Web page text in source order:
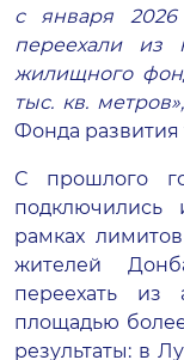
с января
переехали из
жилищного
тыс. кв. метров»,
Фонда
С прошлого
рамках
жителей
переехать из
площадью
результаты: в